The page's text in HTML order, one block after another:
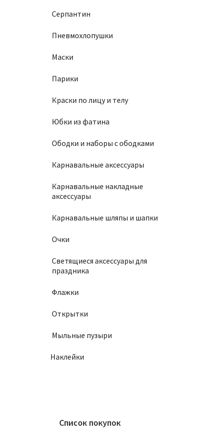
Серпантин
Пневмохлопушки
Маски
Парики
Краски по лицу и телу
Юбки из фатина
Ободки и наборы с ободками
Карнавальные аксессуары
Карнавальные накладные
аксессуары
Карнавальные шляпы и шапки
Очки
Светящиеся аксессуары для
праздника
Флажки
Открытки
Мыльные пузыри
Наклейки
Список покупок